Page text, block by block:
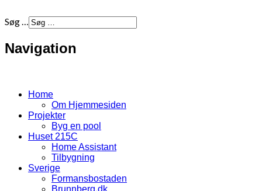
Søg …
Navigation
Home
Om Hjemmesiden
Projekter
Byg en pool
Huset 215C
Home Assistant
Tilbygning
Sverige
Formansbostaden
Brunnberg.dk